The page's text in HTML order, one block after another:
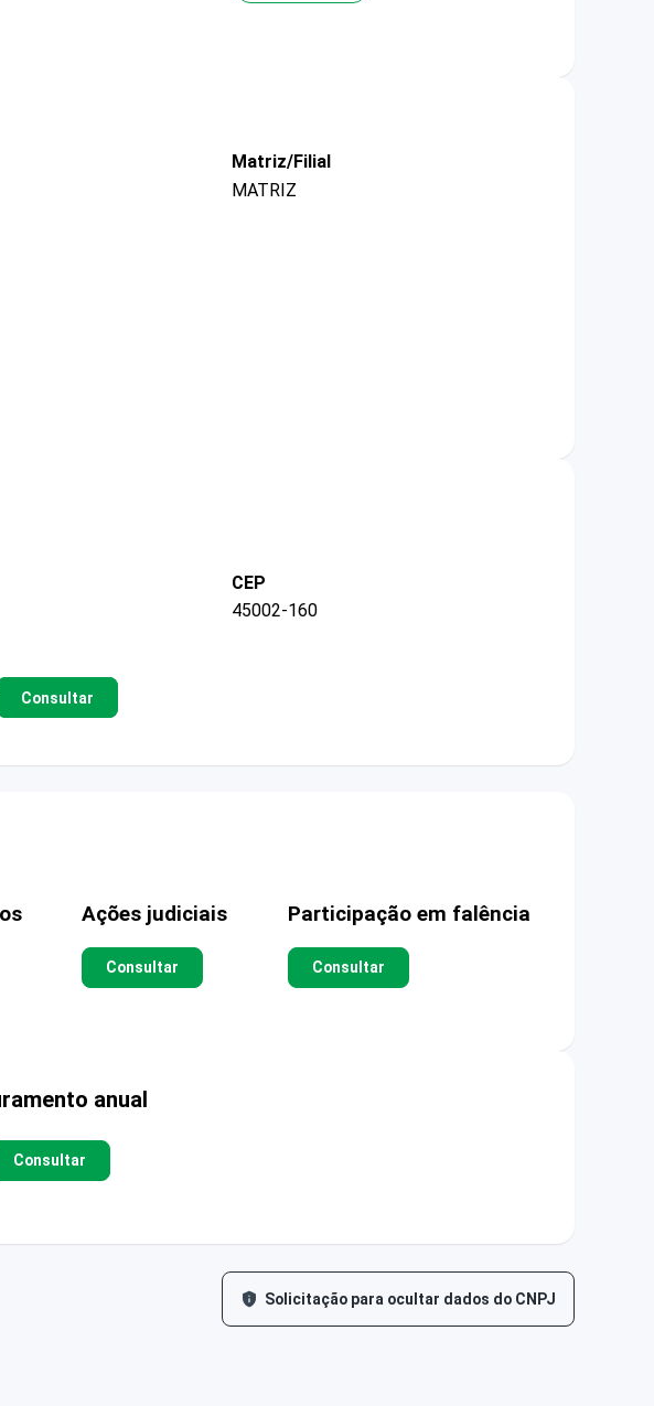
Matriz/Filial
MATRIZ
CEP
45002-160
Consultar
Ações judiciais
Consultar
Participação em falência
Consultar
anual
Consultar
Solicitação para ocultar dados do CNPJ